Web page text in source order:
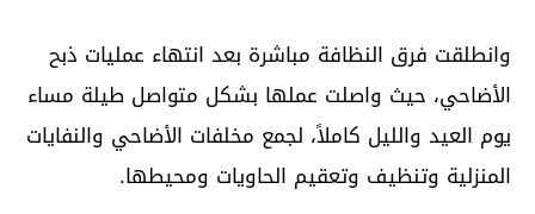
وانطلقت فرق النظافة مباشرة بعد انتهاء عمليات ذبح
الأضاحي، حيث واصلت عملها بشكل متواصل طيلة مساء
يوم العيد والليل كاملاً، لجمع مخلفات الأضاحي والنفايات
المنزلية وتنظيف وتعقيم الحاويات ومحيطها.